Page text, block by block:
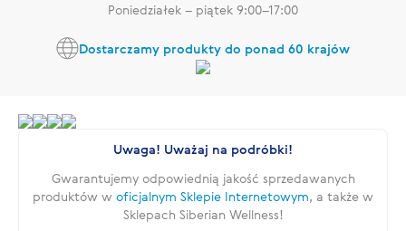
Poniedziałek – piątek 9:00–17:00
Dostarczamy produkty do ponad 60 krajów
Uwaga! Uważaj na podróbki!
Gwarantujemy odpowiednią jakość sprzedawanych
produktów w oficjalnym Sklepie Internetowym, a także w
Sklepach Siberian Wellness!